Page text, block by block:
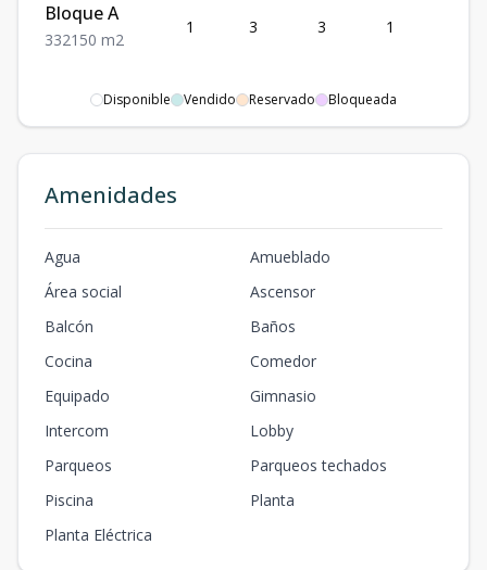
Bloque A
332150 m2
1 3 3 1
Disponible Vendido Reservado Bloqueada
Amenidades
Agua
Amueblado
Área social
Ascensor
Balcón
Baños
Cocina
Comedor
Equipado
Gimnasio
Intercom
Lobby
Parqueos
Parqueos techados
Piscina
Planta
Planta Eléctrica